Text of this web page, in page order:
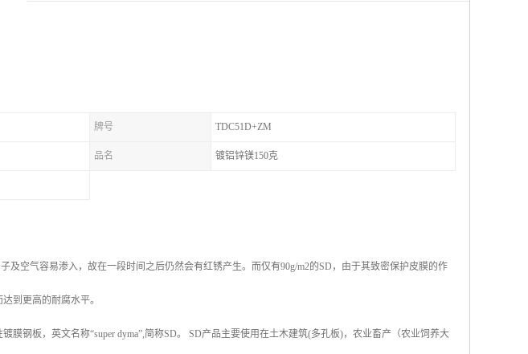
牌号 TDC51D+ZM
品名 镀铝锌镁150克
及空气容易渗入，故在一段时间之后仍然会有红锈产生。而仅有90g/m2的SD，由于其致密保护皮膜的作
到更高的耐腐水平。
膜钢板，英文名称“super dyma”,简称SD。 SD产品主要使用在土木建筑(多孔板)，农业畜产（农业饲养大